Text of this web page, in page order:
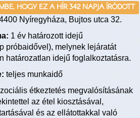
HOGY EZ A HÍR 342 NAPJA ÍRÓDOTT
Nyíregyháza, Bujtos utca 32.
1 év határozott idejű
próbaidővel), melynek lejáratát
határozatlan idejű foglalkoztatásra.
teljes munkaidő
étkeztetés megvalósításának
az étel kiosztásával,
és az ellátottakkal való